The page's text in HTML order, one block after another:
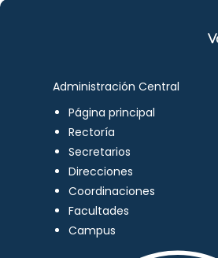
Administración Central
Página principal
Rectoría
Secretarios
Direcciones
Coordinaciones
Facultades
Campus